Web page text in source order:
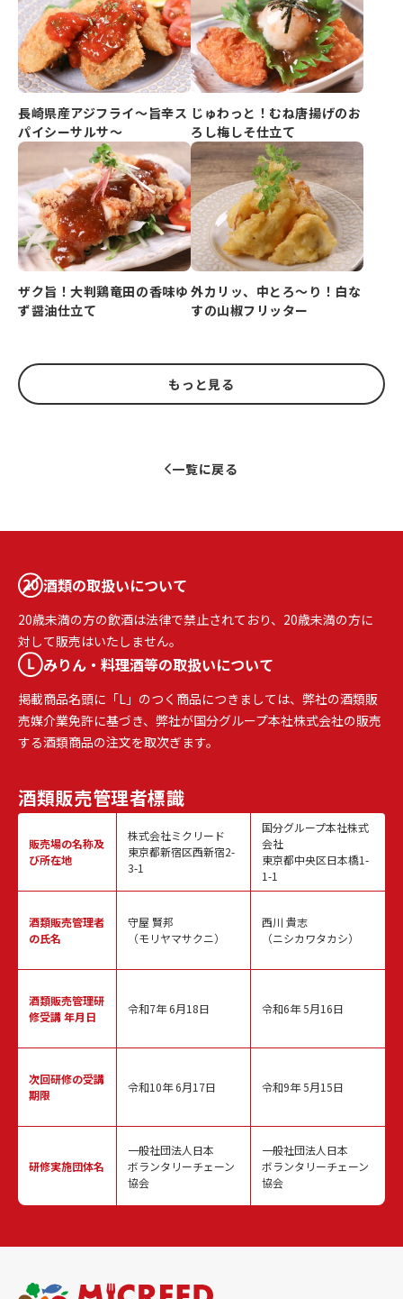
長崎県産アジフライ～旨辛ス
パイシーサルサ～
じゅわっと！むね唐揚げのお
ろし梅しそ仕立て
ザク旨！大判鶏竜田の香味ゆ
ず醤油仕立て
外カリッ、中とろ～り！白な
すの山椒フリッター
もっと見る
一覧に戻る
酒類の取扱いについて
20歳未満の方の飲酒は法律で禁止されており、20歳未満の方に
対して販売はいたしません。
みりん・料理酒等の取扱いについて
掲載商品名頭に「L」のつく商品につきましては、弊社の酒類販
売媒介業免許に基づき、弊社が国分グループ本社株式会社の販売
する酒類商品の注文を取次ぎます。
酒類販売管理者標識
販売場の名称及
び所在地
酒類販売管理者
の氏名
酒類販売管理研
修受講 年月日
次回研修の受講
期限
研修実施団体名
株式会社ミクリード
東京都新宿区西新宿2-
3-1
守屋 賢邦
（モリヤマサクニ）
令和7年 6月18日
令和10年 6月17日
一般社団法人日本
ボランタリーチェーン
協会
国分グループ本社株式
会社
東京都中央区日本橋1-
1-1
西川 貴志
（ニシカワタカシ）
令和6年 5月16日
令和9年 5月15日
一般社団法人日本
ボランタリーチェーン
協会